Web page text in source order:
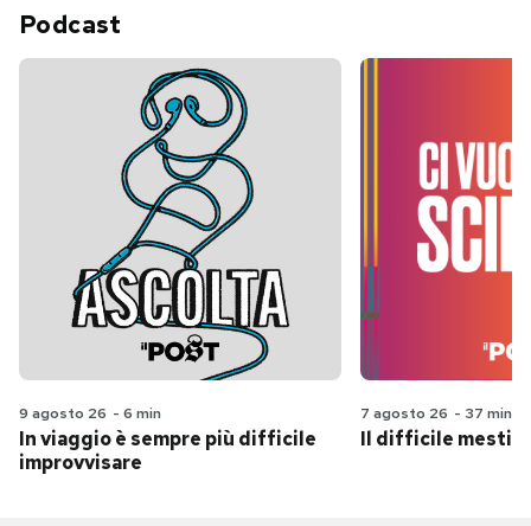
Podcast
9 agosto 26 - 6 min
In viaggio è sempre più difficile
improvvisare
7 agosto 26 - 37 min
Il difficile